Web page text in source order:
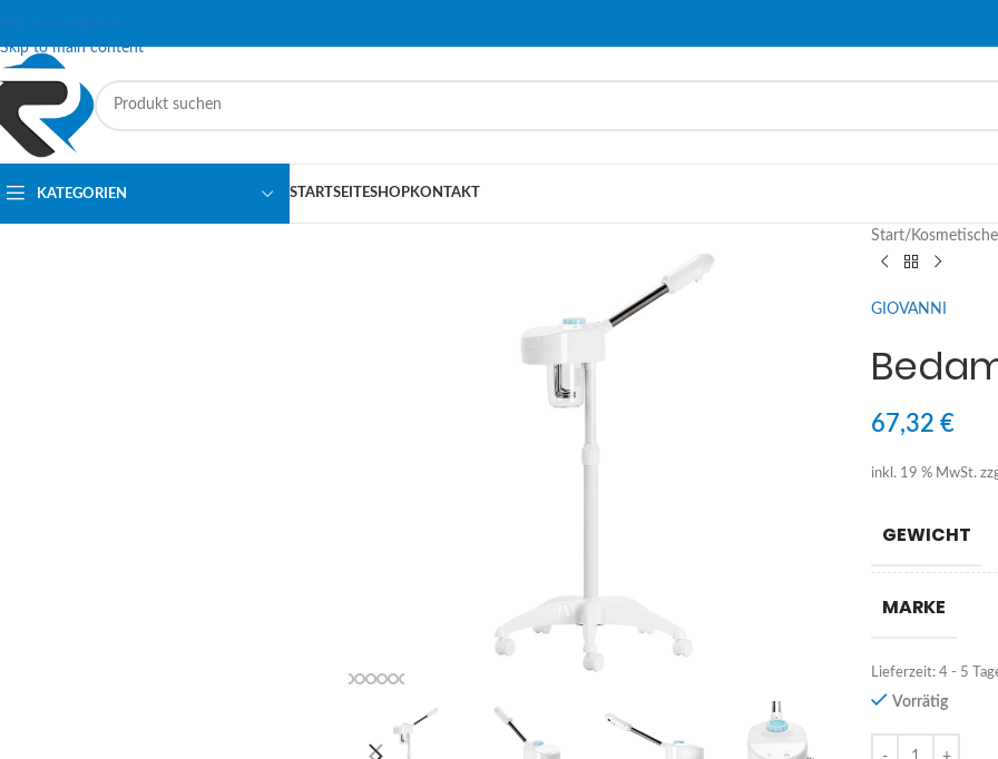
Skip to navigation
Skip to main content
KATEGORIEN STARTSEITESHOPKONTAKT
Start/
GIOVANNI
67,32€
inkl. 19 % MwSt.
GEWICHT
MARKE
Lieferzeit:4 - 5
Vorrätig
Alternative: